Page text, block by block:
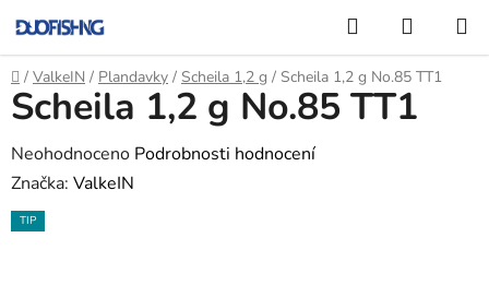
na
obsah
Hledat
KOŠÍK
Domů
/ ValkeIN / Plandavky / Scheila 1,2 g / Scheila 1,2 g No.85 TT1
Scheila 1,2 g No.85 TT1
Průměrné
hodnocení
produktu
Neohodnoceno Podrobnosti hodnocení
Značka: ValkeIN
TIP